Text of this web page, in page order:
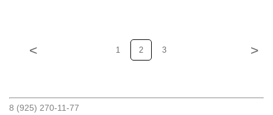
< 1 2 3 >
8 (925) 270-11-77